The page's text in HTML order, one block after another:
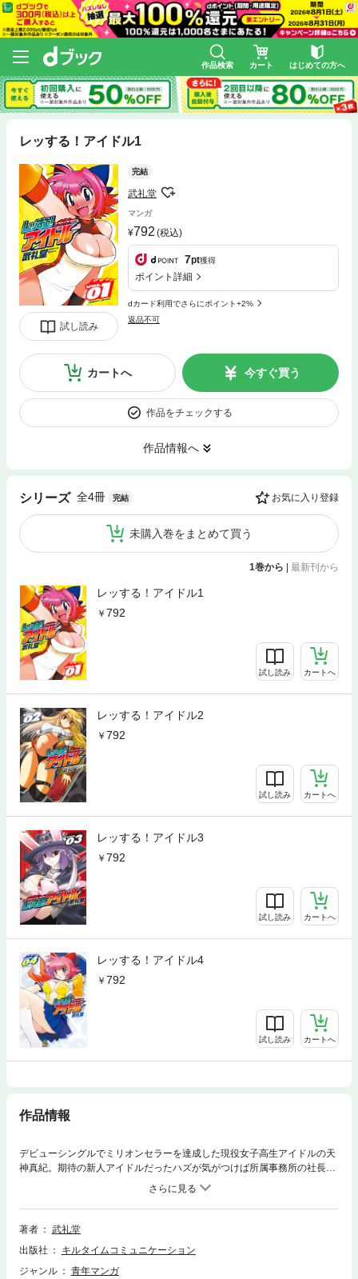
作品検索 カート はじめての方へ
レッする！アイドル1
試し読み
完結
武礼堂
マンガ
792 (税込)
7pt獲得
ポイント詳細
dカード利用でさらにポイント+2%
返品不可
カートへ 今すぐ買う
作品をチェックする
作品情報へ
シリーズ 全4冊 完結 お気に入り登録
未購入巻をまとめて買う
1巻から | 最新刊から
レッする！アイドル1
792
試し読み カートへ
レッする！アイドル2
792
試し読み カートへ
レッする！アイドル3
792
試し読み カートへ
レッする！アイドル4
792
試し読み カートへ
作品情報
デビューシングルでミリオンセラーを達成した現役女子高生アイドルの天
神真紀。期待の新人アイドルだったハズが気がつけば所属事務所の社長に
売り飛ばされてしまい、地下格闘技団体『ヴァルハラ・ガーデン』に参加
させられてしまうことに！強くて、カッコイイ、そしてなによりエロイ！
レスラー達と戦っていく中で真紀のリビドーは目覚めるのか！？第一話 地
下に落ちたアイドル第二話 真剣勝負の舞台第三話 目覚め第四話 戦う理由
洋子
著者
武礼堂
出版社
キルタイムコミュニケーション
ジャンル
青年マンガ